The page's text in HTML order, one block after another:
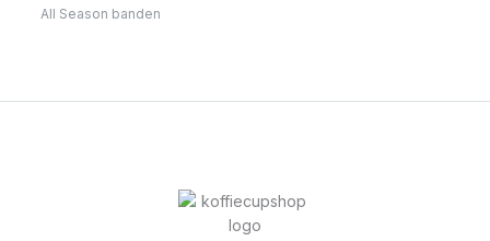
All Season banden